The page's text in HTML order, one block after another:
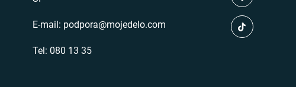
E-mail: podpora@mojedelo.com
Tel: 080 13 35